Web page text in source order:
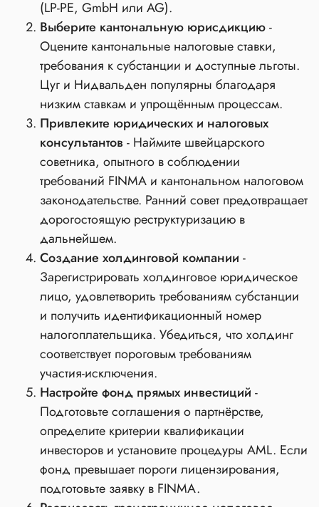
(LP‑PE, GmbH или AG).
Выберите кантональную юрисдикцию-
Оцените кантональные налоговые ставки,
требования к субстанции и доступные льготы.
Цуг и Нидвальден популярны благодаря
низким ставкам и упрощённым процессам.
Привлеките юридических и налоговых
консультантов - Наймите швейцарского
советника, опытного в соблюдении
требований FINMA и кантональном налоговом
законодательстве. Ранний совет предотвращает
дорогостоящую реструктуризацию в
дальнейшем.
Создание холдинговой компании -
Зарегистрировать холдинговое юридическое
лицо, удовлетворить требованиям субстанции
и получить идентификационный номер
налогоплательщика. Убедиться, что холдинг
соответствует пороговым требованиям
участия‑исключения.
Настройте фонд прямых инвестиций -
Подготовьте соглашения о партнёрстве,
определите критерии квалификации
инвесторов и установите процедуры AML. Если
фонд превышает пороги лицензирования,
подготовьте заявку в FINMA.